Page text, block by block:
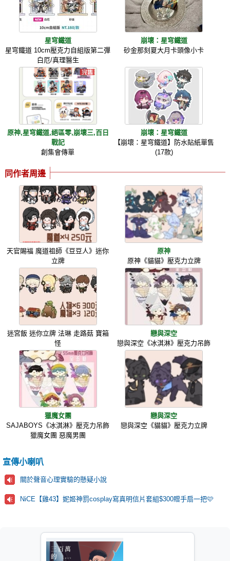
星穹鐵道
星穹鐵道 10cm壓克力自組版第二彈
白厄/真理醫生
崩壞：星穹鐵道
砂金那刻夏大月卡頭像小卡
原神,星穹鐵道,絕區零,崩壞三,百日
戰記
創集會傳單
崩壞：星穹鐵道
【崩壞：星穹鐵道】防水貼紙單售
(17款)
同作者周邊
天官賜福 魔道祖師《豆豆人》迷你
立牌
原神
原神《貓貓》壓克力立牌
迷宮飯 迷你立牌 法琳 走路菇 寶箱
怪
戀與深空
戀與深空《冰淇淋》壓克力吊飾
獵魔女團
SAJABOYS《冰淇淋》壓克力吊飾
獵魔女團 惡魔男團
戀與深空
戀與深空《貓貓》壓克力立牌
宣傳小喇叭
關於聲音心理實驗的懸疑小說
NiCE【雞43】妮姬神罰cosplay寫真明信片套組$300贈手扇一把🩷